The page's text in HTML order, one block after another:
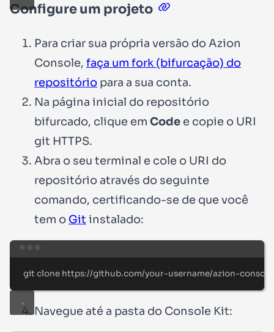
Configure um projeto
Para criar sua própria versão do Azion
Console, faça um fork (bifurcação) do
repositório para a sua conta.
Na página inicial do repositório
bifurcado, clique em Code e copie o URI
git HTTPS.
Abra o seu terminal e cole o URI do
repositório através do seguinte
comando, certificando-se de que você
tem o Git instalado:
git clone https://github.com/your-username/azion-
Navegue até a pasta do Console Kit: